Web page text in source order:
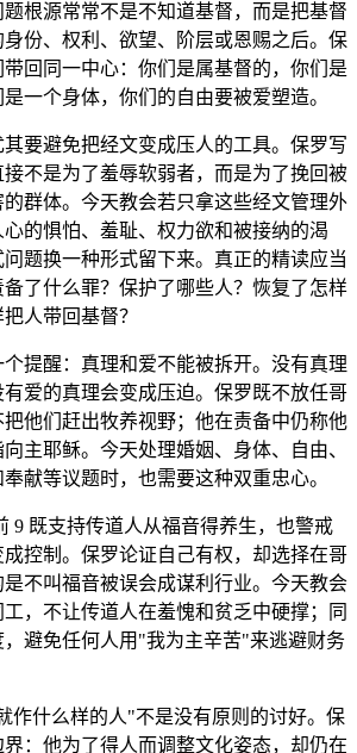
根源常常不是不知道基督，而是把基督
份、权利、欲望、阶层或恩赐之后。保
回同一中心：你们是属基督的，你们是
一个身体，你们的自由要被爱塑造。
要避免把经文变成压人的工具。保罗写
不是为了羞辱软弱者，而是为了挽回被
群体。今天教会若只拿这些经文管理外
的惧怕、羞耻、权力欲和被接纳的渴
题换一种形式留下来。真正的精读应当
备了什么罪？保护了哪些人？恢复了怎样
人带回基督？
提醒：真理和爱不能被拆开。没有真理
爱的真理会变成压迫。保罗既不放任哥
他们赶出牧养视野；他在责备中仍称他
主耶稣。今天处理婚姻、身体、自由、
献等议题时，也需要这种双重忠心。
9 既支持传道人从福音得养生，也警戒
控制。保罗论证自己有权，却选择在哥
不叫福音被误会成谋利行业。今天教会
，不让传道人在羞愧和贫乏中硬撑；同
，避免任何人用"我为主辛苦"来逃避财务
作什么样的人"不是没有原则的讨好。保
：他为了得人而调整文化姿态，却仍在